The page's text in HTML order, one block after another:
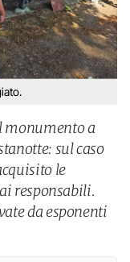
monumento a
sul caso
le
responsabili.
da esponenti